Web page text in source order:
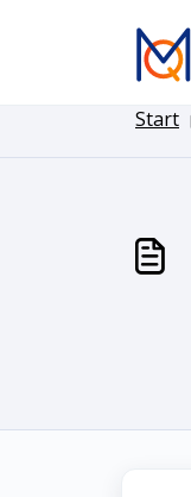
Start